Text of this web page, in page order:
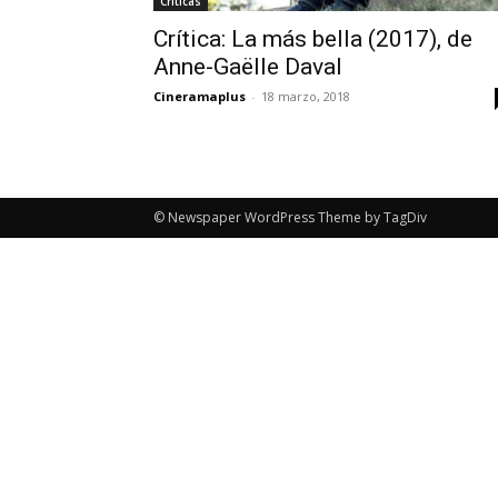
Crítica: La más bella (2017), de
Anne-Gaëlle Daval
Cineramaplus - 18 marzo, 2018
© Newspaper WordPress Theme by TagDiv